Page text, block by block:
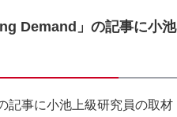
Demand」の記事に小池
記事に小池上級研究員の取材